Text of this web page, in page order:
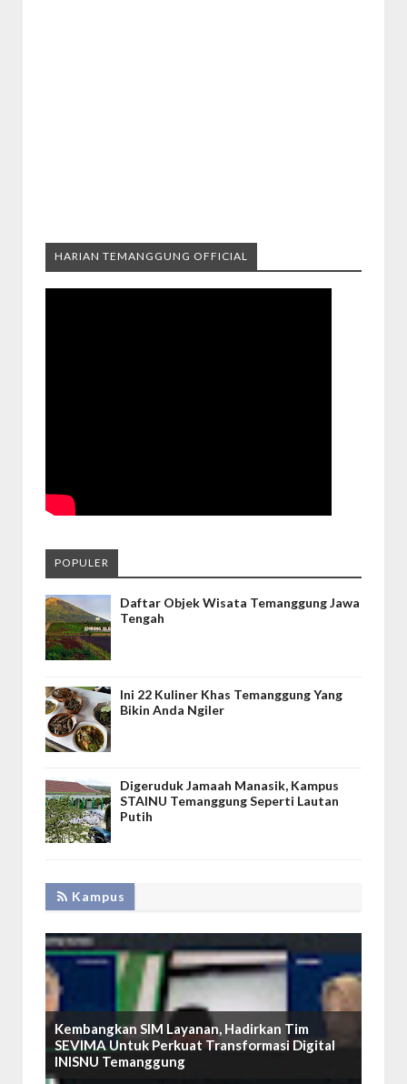
HARIAN TEMANGGUNG OFFICIAL
POPULER
Daftar Objek Wisata Temanggung Jawa
Tengah
Ini 22 Kuliner Khas Temanggung Yang
Bikin Anda Ngiler
Digeruduk Jamaah Manasik, Kampus
STAINU Temanggung Seperti Lautan
Putih
Kampus
Kembangkan SIM Layanan, Hadirkan Tim
SEVIMA Untuk Perkuat Transformasi Digital
INISNU Temanggung